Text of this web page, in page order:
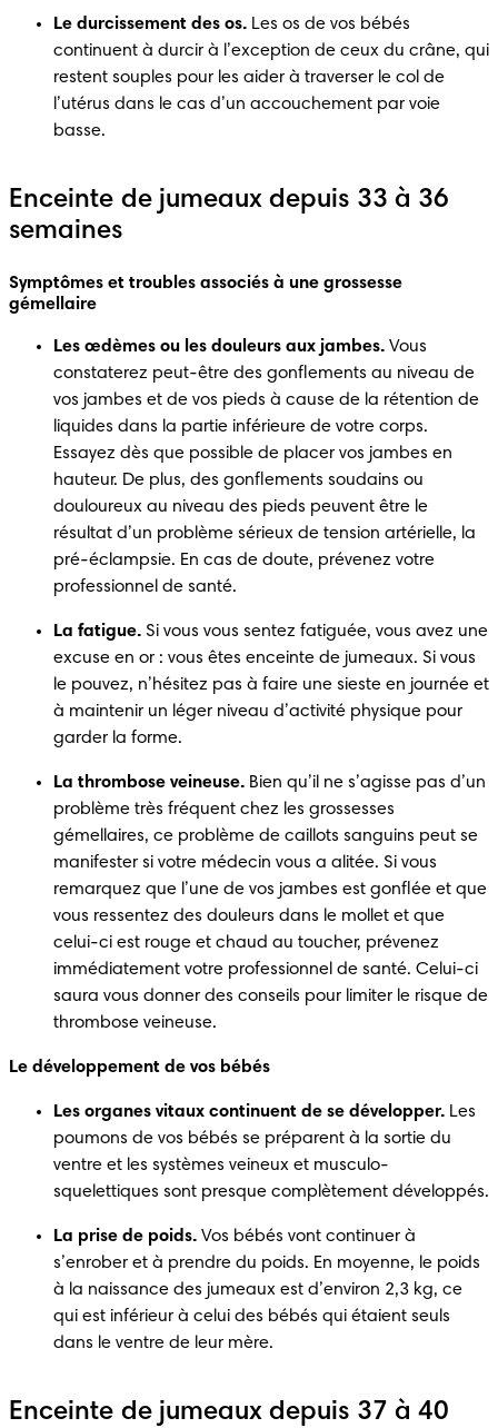
Le durcissement des os. Les os de vos bébés
continuent à durcir à l’exception de ceux du crâne, qui
restent souples pour les aider à traverser le col de
l’utérus dans le cas d’un accouchement par voie
basse.
Enceinte de jumeaux depuis 33 à 36
semaines
Symptômes et troubles associés à une grossesse
gémellaire
Les œdèmes ou les douleurs aux jambes. Vous
constaterez peut-être des gonflements au niveau de
vos jambes et de vos pieds à cause de la rétention de
liquides dans la partie inférieure de votre corps.
Essayez dès que possible de placer vos jambes en
hauteur. De plus, des gonflements soudains ou
douloureux au niveau des pieds peuvent être le
résultat d’un problème sérieux de tension artérielle, la
pré-éclampsie. En cas de doute, prévenez votre
professionnel de santé.
La fatigue. Si vous vous sentez fatiguée, vous avez une
excuse en or : vous êtes enceinte de jumeaux. Si vous
le pouvez, n’hésitez pas à faire une sieste en journée et
à maintenir un léger niveau d’activité physique pour
garder la forme.
La thrombose veineuse. Bien qu’il ne s’agisse pas d’un
problème très fréquent chez les grossesses
gémellaires, ce problème de caillots sanguins peut se
manifester si votre médecin vous a alitée. Si vous
remarquez que l’une de vos jambes est gonflée et que
vous ressentez des douleurs dans le mollet et que
celui-ci est rouge et chaud au toucher, prévenez
immédiatement votre professionnel de santé. Celui-ci
saura vous donner des conseils pour limiter le risque de
thrombose veineuse.
Le développement de vos bébés
Les organes vitaux continuent de se développer. Les
poumons de vos bébés se préparent à la sortie du
ventre et les systèmes veineux et musculo-
La prise de poids. Vos bébés vont continuer à
s’enrober et à prendre du poids. En moyenne, le poids
à la naissance des jumeaux est d’environ 2,3 kg, ce
qui est inférieur à celui des bébés qui étaient seuls
dans le ventre de leur mère.
Enceinte de jumeaux depuis 37 à 40